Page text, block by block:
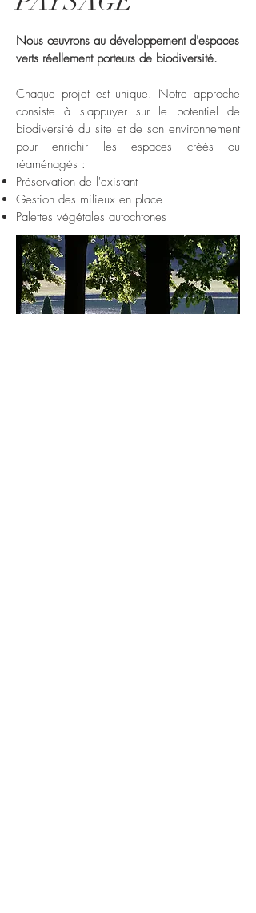
Nous œuvrons au développement d'espaces
verts réellement porteurs de biodiversité.
Chaque projet est unique. Notre approche
consiste à s'appuyer sur le potentiel de
biodiversité du site et de son environnement
pour enrichir les espaces créés ou
réaménagés :
Préservation de l'existant
Gestion des milieux en place
Palettes végétales autochtones